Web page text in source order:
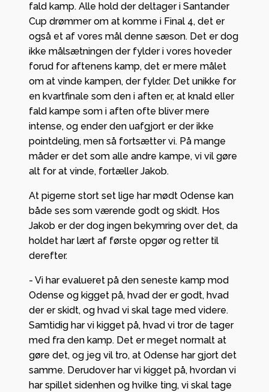
fald kamp. Alle hold der deltager i Santander
Cup drømmer om at komme i Final 4, det er
også et af vores mål denne sæson. Det er dog
ikke målsætningen der fylder i vores hoveder
forud for aftenens kamp, det er mere målet
om at vinde kampen, der fylder. Det unikke for
en kvartfinale som den i aften er, at knald eller
fald kampe som i aften ofte bliver mere
intense, og ender den uafgjort er der ikke
pointdeling, men så fortsætter vi. På mange
måder er det som alle andre kampe, vi vil gøre
alt for at vinde, fortæller Jakob.
At pigerne stort set lige har mødt Odense kan
både ses som værende godt og skidt. Hos
Jakob er der dog ingen bekymring over det, da
holdet har lært af første opgør og retter til
derefter.
- Vi har evalueret på den seneste kamp mod
Odense og kigget på, hvad der er godt, hvad
der er skidt, og hvad vi skal tage med videre.
Samtidig har vi kigget på, hvad vi tror de tager
med fra den kamp. Det er meget normalt at
gøre det, og jeg vil tro, at Odense har gjort det
samme. Derudover har vi kigget på, hvordan vi
har spillet sidenhen og hvilke ting, vi skal tage